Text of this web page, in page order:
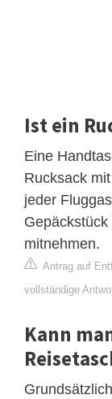
Ist ein
Eine
Rucksack
jeder
mitnehmen.
Antrag auf
vollständige
Kann